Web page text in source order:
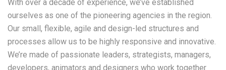
With over a decade of experience, we’ve established
ourselves as one of the pioneering agencies in the region.
Our small, flexible, agile and design-led structures and
processes allow us to be highly responsive and innovative.
We’re made of passionate leaders, strategists, managers,
developers, animators and designers who work together